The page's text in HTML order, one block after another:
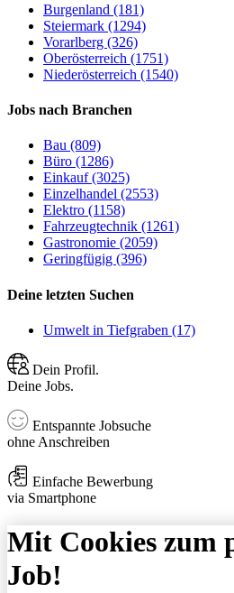
Burgenland (181)
Steiermark (1294)
Vorarlberg (326)
Oberösterreich (1751)
Niederösterreich (1540)
Jobs nach Branchen
Bau (809)
Büro (1286)
Einkauf (3025)
Einzelhandel (2553)
Elektro (1158)
Fahrzeugtechnik (1261)
Gastronomie (2059)
Geringfügig (396)
Deine letzten Suchen
Umwelt in Tiefgraben (17)
Dein Profil.
Deine Jobs.
Entspannte Jobsuche
ohne Anschreiben
Einfache Bewerbung
via Smartphone
Mit Cookies zum
Job!